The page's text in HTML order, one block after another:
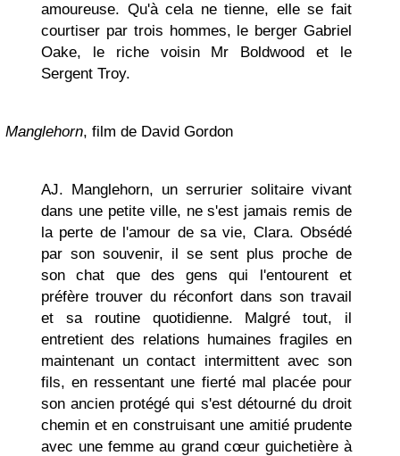
amoureuse. Qu'à cela ne tienne, elle se fait
courtiser par trois hommes, le berger Gabriel
Oake, le riche voisin Mr Boldwood et le
Sergent Troy.
Manglehorn, film de David Gordon
AJ. Manglehorn, un serrurier solitaire vivant
dans une petite ville, ne s'est jamais remis de
la perte de l'amour de sa vie, Clara. Obsédé
par son souvenir, il se sent plus proche de
son chat que des gens qui l'entourent et
préfère trouver du réconfort dans son travail
et sa routine quotidienne. Malgré tout, il
entretient des relations humaines fragiles en
maintenant un contact intermittent avec son
fils, en ressentant une fierté mal placée pour
son ancien protégé qui s'est détourné du droit
chemin et en construisant une amitié prudente
avec une femme au grand cœur guichetière à